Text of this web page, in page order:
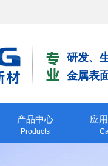
研发、
金属表
产品中心
Products
应